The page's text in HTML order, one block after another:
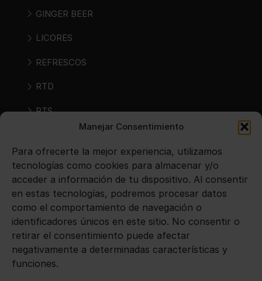
Manejar Consentimiento
Para ofrecerte la mejor experiencia, utilizamos
tecnologías como cookies para almacenar y/o
acceder a información de tu dispositivo. Al consentir
en estas tecnologías, podremos procesar datos
como el comportamiento de navegación o
identificadores únicos en este sitio. No consentir o
retirar el consentimiento puede afectar
negativamente a determinadas características y
funciones.
GINGER BEER
LICORES
REFRESCOS
RTD
RTS
VINOS
Avisos legales
Aviso legal
Política de privacidad